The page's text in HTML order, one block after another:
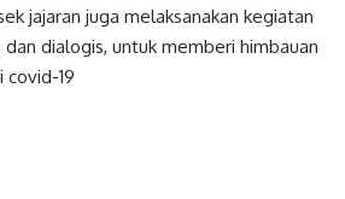
jajaran juga melaksanakan kegiatan
dialogis, untuk memberi himbauan
19